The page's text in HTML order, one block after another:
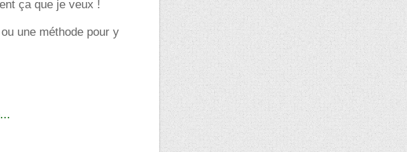
ça que je veux !
une méthode pour y